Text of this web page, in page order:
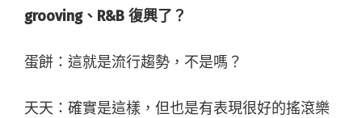
grooving、 R&B 復興了？
蛋餅：這就是流行趨勢，不是嗎？
天天：確實是這樣，但也是有表現很好的搖滾樂